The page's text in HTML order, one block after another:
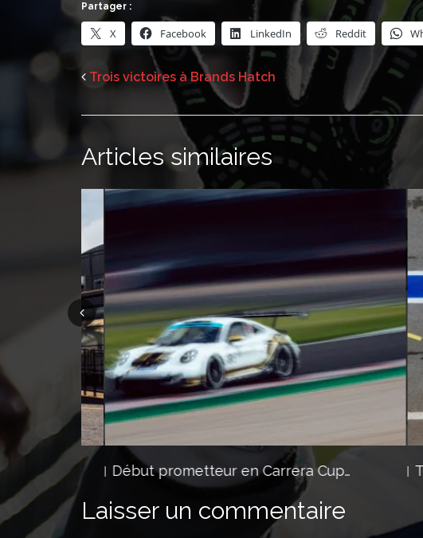
Partager :
X Facebook LinkedIn Reddit
Trois victoires à Brands Hatch
Articles similaires
Début prometteur en Carrera Cup…
Laisser un commentaire